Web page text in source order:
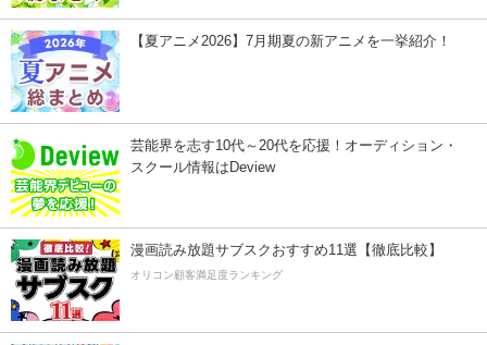
【夏アニメ2026】7月期夏の新アニメを一挙紹介！
芸能界を志す10代～20代を応援！オーディション・
スクール情報はDeview
漫画読み放題サブスクおすすめ11選【徹底比較】
オリコン顧客満足度ランキング